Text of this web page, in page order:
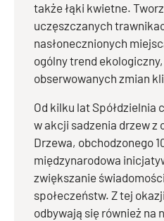
także łąki kwietne.
uczęszczanych
nasłonecznionych
ogólny trend
obserwowanych zmian
Od kilku lat Spółdzielnia
w akcji sadzenia drzew z
Drzewa, obchodzonego
międzynarodowa
zwiększanie
społeczeństw. Z tej
odbywają się również na